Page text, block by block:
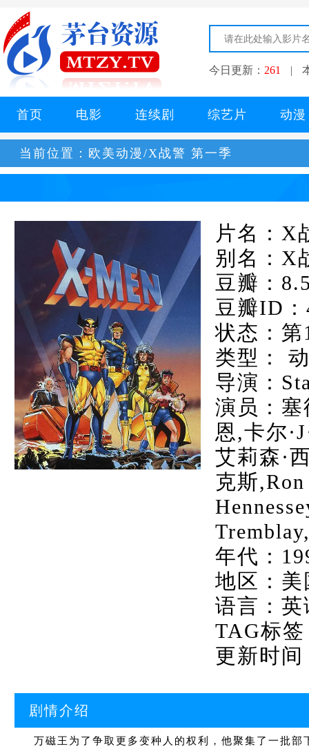
今日更新： 261 |
首页 电影 连续剧 综艺片 动漫
当前位置： 欧美动漫/X战警 第一季
片名：X
别名：X
豆瓣：
豆瓣ID
状态：
类型：
导演：
演员：塞
恩,卡尔
艾莉森·
克斯
年代：
地区：
语言：英
TAG标
更新时
剧情介绍
万磁王为了争取更多变种人的权利，他聚集了一批部